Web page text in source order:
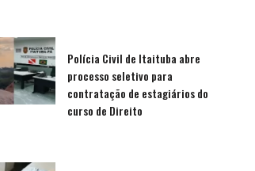
Polícia Civil de Itaituba abre
processo seletivo para
contratação de estagiários do
curso de Direito